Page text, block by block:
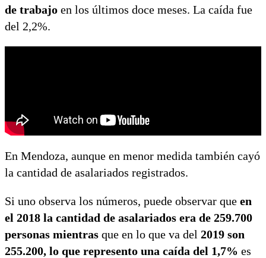
de trabajo en los últimos doce meses. La caída fue
del 2,2%.
En Mendoza, aunque en menor medida también cayó
la cantidad de asalariados registrados.
Si uno observa los números, puede observar que en
el 2018 la cantidad de asalariados era de 259.700
personas mientras que en lo que va del 2019 son
255.200, lo que represento una caída del 1,7% es